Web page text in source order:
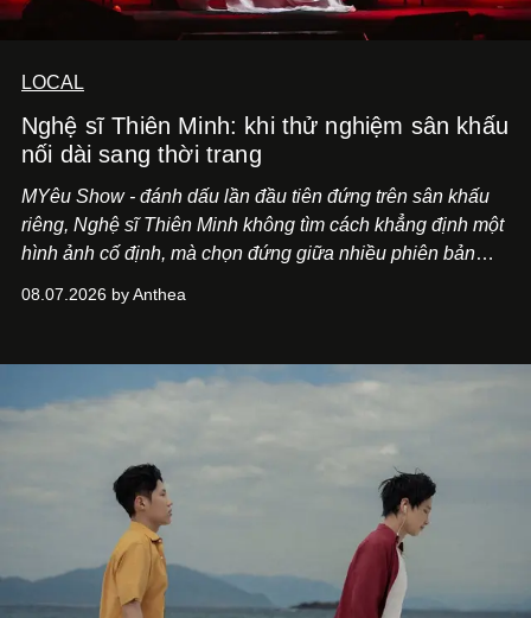
LOCAL
Nghệ sĩ Thiên Minh: khi thử nghiệm sân khấu
nối dài sang thời trang
MYêu Show - đánh dấu lần đầu tiên đứng trên sân khấu
riêng, Nghệ sĩ Thiên Minh không tìm cách khẳng định một
hình ảnh cố định, mà chọn đứng giữa nhiều phiên bản
một bộ suit lụa - như một cách "take the risk" khác, ngoài
08.07.2026 by Anthea